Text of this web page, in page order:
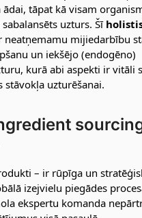
ādai, tāpat kā visam
uzturs. Šī
neatņemamu mijiedarbību
un iekšējo (endogēno)
kurā abi aspekti ir vitāli
stāvokļa uzturēšanai.
– ir rūpīga un
izejvielu piegādes
ekspertu komanda